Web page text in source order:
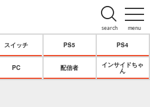
menu
search
スイッチ PS5 PS4
PC 配信者
インサイドちゃ
ん